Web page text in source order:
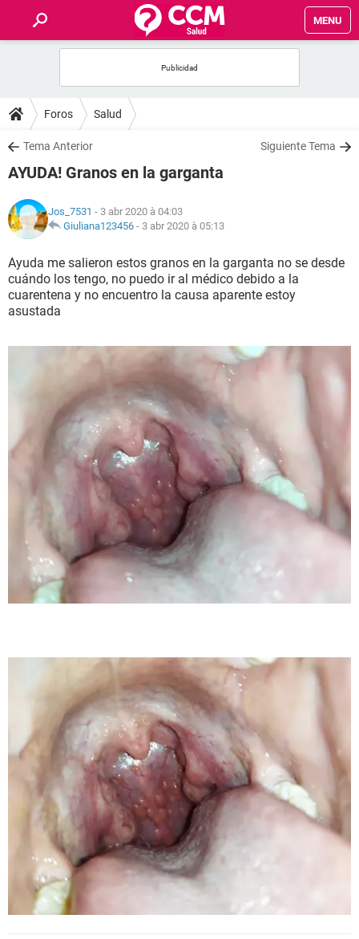
MENU
FORUMS
SALUD
NUTRICIÓN
BIENESTAR
SEXUALIDAD
GLOSARIO
Foros Salud
Tema Anterior Siguiente Tema
AYUDA! Granos en la garganta
Jos_7531 - 3 abr 2020 à 04:03
Giuliana123456 - 3 abr 2020 à 05:13
Ayuda me salieron estos granos en la garganta no se desde
cuándo los tengo, no puedo ir al médico debido a la
cuarentena y no encuentro la causa aparente estoy
asustada